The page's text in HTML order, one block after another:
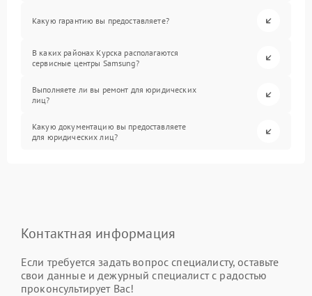
Какую гарантию вы предоставляете?
В каких районах Курска располагаются
сервисные центры Samsung?
Выполняете ли вы ремонт для юридических
лиц?
Какую документацию вы предоставляете
для юридических лиц?
Контактная информация
Если требуется задать вопрос специалисту, оставьте
свои данные и дежурный специалист с радостью
проконсультирует Вас!